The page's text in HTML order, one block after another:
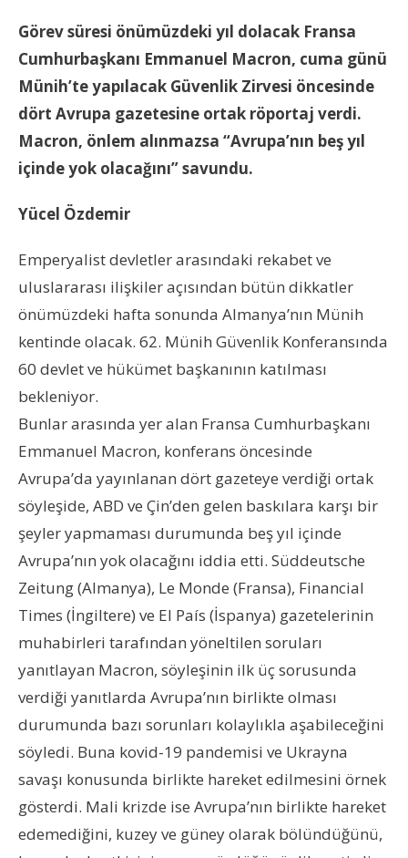
Görev süresi önümüzdeki yıl dolacak Fransa
Cumhurbaşkanı Emmanuel Macron, cuma günü
Münih’te yapılacak Güvenlik Zirvesi öncesinde
dört Avrupa gazetesine ortak röportaj verdi.
Macron, önlem alınmazsa “Avrupa’nın beş yıl
içinde yok olacağını” savundu.
Yücel Özdemir
Emperyalist devletler arasındaki rekabet ve
uluslararası ilişkiler açısından bütün dikkatler
önümüzdeki hafta sonunda Almanya’nın Münih
kentinde olacak. 62. Münih Güvenlik Konferansında
60 devlet ve hükümet başkanının katılması
bekleniyor.
Bunlar arasında yer alan Fransa Cumhurbaşkanı
Emmanuel Macron, konferans öncesinde
Avrupa’da yayınlanan dört gazeteye verdiği ortak
söyleşide, ABD ve Çin’den gelen baskılara karşı bir
şeyler yapmaması durumunda beş yıl içinde
Avrupa’nın yok olacağını iddia etti. Süddeutsche
Zeitung (Almanya), Le Monde (Fransa), Financial
Times (İngiltere) ve El País (İspanya) gazetelerinin
muhabirleri tarafından yöneltilen soruları
yanıtlayan Macron, söyleşinin ilk üç sorusunda
verdiği yanıtlarda Avrupa’nın birlikte olması
durumunda bazı sorunları kolaylıkla aşabileceğini
söyledi. Buna kovid-19 pandemisi ve Ukrayna
savaşı konusunda birlikte hareket edilmesini örnek
gösterdi. Mali krizde ise Avrupa’nın birlikte hareket
edemediğini, kuzey ve güney olarak bölündüğünü,